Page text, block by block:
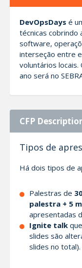
DevOpsDays é
técnicas cobrindo
software,
interseção entre
voluntários
ano será no
CFP
Tipos de
Há dois tipos de
Palestras de
palestra + 5
apresentadas
Ignite talk
slides são
slides no total).